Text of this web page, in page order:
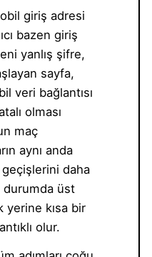
giriş adresi
bazen giriş
yanlış şifre,
sayfa,
veri bağlantısı
olması
maç
aynı anda
daha
durumda üst
yerine kısa bir
olur.